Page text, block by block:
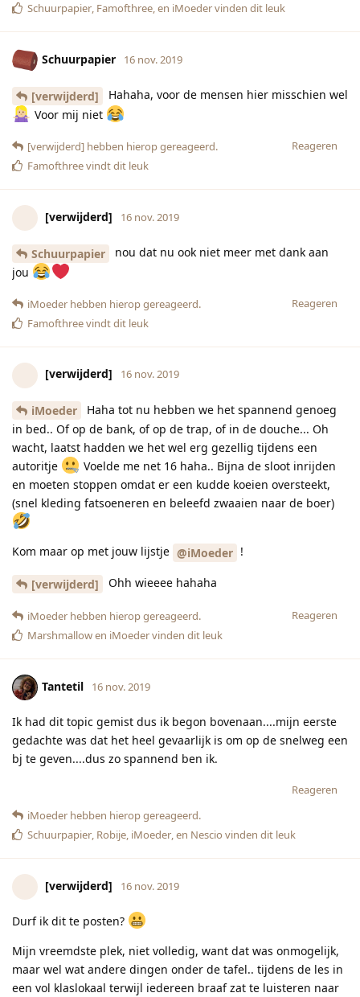
Schuurpapier, Famofthree, en iMoedervinden dit leuk
Schuurpapier 16 nov. 2019
[verwijderd]
Hahaha, voor de mensen hier misschien wel
Voor mij niet
Reageren
[verwijderd] hebben hierop gereageerd.
Famofthreevindt dit leuk
[verwijderd] 16 nov. 2019
Schuurpapier
nou dat nu ook niet meer met dank aan
jou
Reageren
iMoeder hebben hierop gereageerd.
Famofthreevindt dit leuk
[verwijderd] 16 nov. 2019
iMoeder
Haha tot nu hebben we het spannend genoeg
in bed.. Of op de bank, of op de trap, of in de douche... Oh
wacht, laatst hadden we het wel erg gezellig tijdens een
autoritje
Voelde me net 16 haha.. Bijna de sloot inrijden
en moeten stoppen omdat er een kudde koeien oversteekt,
(snel kleding fatsoeneren en beleefd zwaaien naar de boer)
Kom maar op met jouw lijstje @iMoeder !
[verwijderd] Ohh wieeee hahaha
Reageren
iMoeder hebben hierop gereageerd.
Marshmallowen iMoedervinden dit leuk
Tantetil 16 nov. 2019
Ik had dit topic gemist dus ik begon bovenaan....mijn eerste
gedachte was dat het heel gevaarlijk is om op de snelweg een
bj te geven....dus zo spannend ben ik.
Reageren
iMoeder hebben hierop gereageerd.
Schuurpapier, Robije, iMoeder, en Nescio vinden dit leuk
[verwijderd] 16 nov. 2019
Durf ik dit te posten?
Mijn vreemdste plek, niet volledig, want dat was onmogelijk,
maar wel wat andere dingen onder de tafel.. tijdens de les in
een vol klaslokaal terwijl iedereen braaf zat te luisteren naar